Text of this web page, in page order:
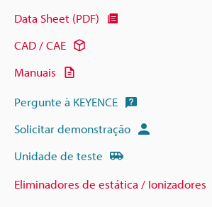
Data Sheet (PDF)
CAD / CAE
Manuais
Pergunte à KEYENCE
Solicitar demonstração
Unidade de teste
Eliminadores de estática / Ionizadores